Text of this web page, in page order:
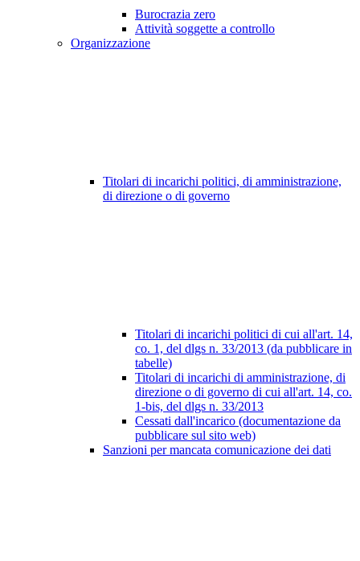
Burocrazia zero
Attività soggette a controllo
Organizzazione
Titolari di incarichi politici, di amministrazione,
di direzione o di governo
Titolari di incarichi politici di cui all'art. 14,
co. 1, del dlgs n. 33/2013 (da pubblicare in
tabelle)
Titolari di incarichi di amministrazione, di
direzione o di governo di cui all'art. 14, co.
1-bis, del dlgs n. 33/2013
Cessati dall'incarico (documentazione da
pubblicare sul sito web)
Sanzioni per mancata comunicazione dei dati